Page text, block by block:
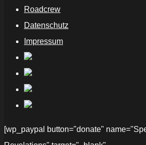
Roadcrew
Datenschutz
Impressum
[wp_paypal button="donate"